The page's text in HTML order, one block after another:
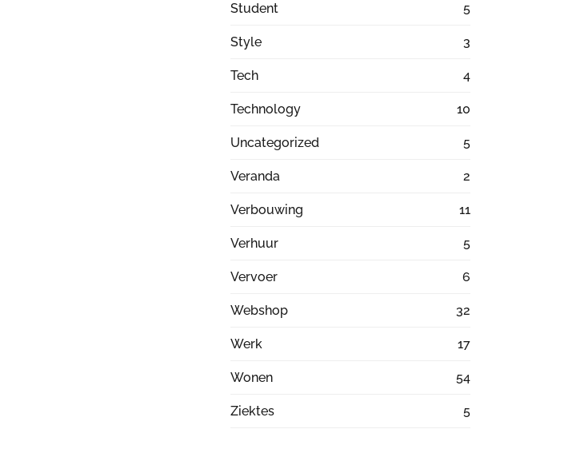
Student 5
Style 3
Tech 4
Technology 10
Uncategorized 5
Veranda 2
Verbouwing 11
Verhuur 5
Vervoer 6
Webshop 32
Werk 17
Wonen 54
Ziektes 5